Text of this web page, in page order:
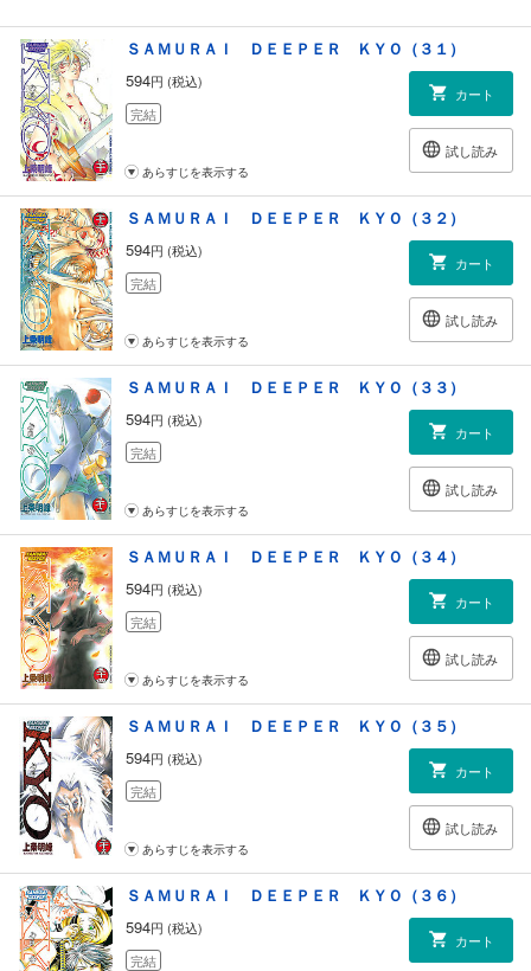
ＳＡＭＵＲＡＩ ＤＥＥＰＥＲ ＫＹＯ（３１）
594円 (税込)
完結
カート
試し読み
あらすじを表示する
ＳＡＭＵＲＡＩ ＤＥＥＰＥＲ ＫＹＯ（３２）
594円 (税込)
完結
カート
試し読み
あらすじを表示する
ＳＡＭＵＲＡＩ ＤＥＥＰＥＲ ＫＹＯ（３３）
594円 (税込)
完結
カート
試し読み
あらすじを表示する
ＳＡＭＵＲＡＩ ＤＥＥＰＥＲ ＫＹＯ（３４）
594円 (税込)
完結
カート
試し読み
あらすじを表示する
ＳＡＭＵＲＡＩ ＤＥＥＰＥＲ ＫＹＯ（３５）
594円 (税込)
完結
カート
試し読み
あらすじを表示する
ＳＡＭＵＲＡＩ ＤＥＥＰＥＲ ＫＹＯ（３６）
594円 (税込)
完結
カート